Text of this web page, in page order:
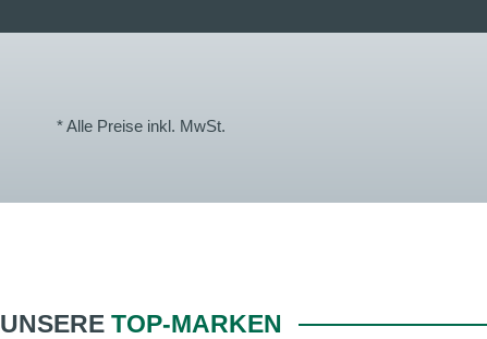
* Alle Preise inkl. MwSt.
UNSERE TOP-MARKEN